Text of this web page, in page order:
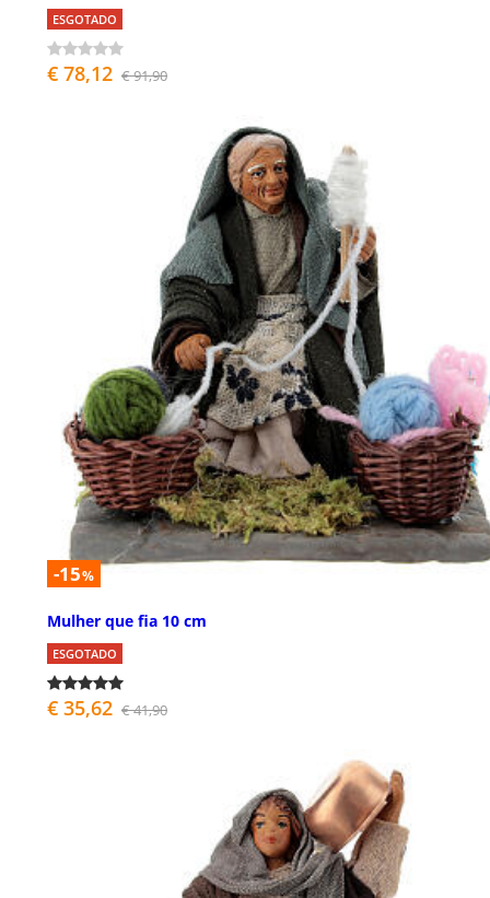
ESGOTADO
€ 78,12 € 91,90
-15%
Mulher que fia 10 cm
ESGOTADO
€ 35,62 € 41,90